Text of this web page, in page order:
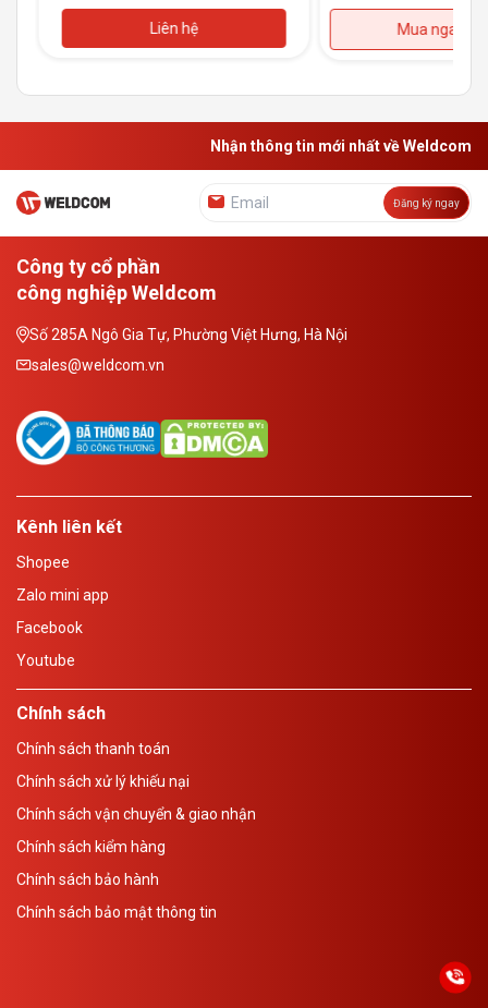
Liên hệ Mua ngay
Nhận thông tin mới nhất về Weldcom
Đăng ký ngay
Công ty cổ phần
công nghiệp Weldcom
Số 285A Ngô Gia Tự, Phường Việt Hưng, Hà Nội
sales@weldcom.vn
Kênh liên kết
Shopee
Zalo mini app
Facebook
Youtube
Chính sách
Chính sách thanh toán
Chính sách xử lý khiếu nại
Chính sách vận chuyển & giao nhận
Chính sách kiểm hàng
Chính sách bảo hành
Chính sách bảo mật thông tin